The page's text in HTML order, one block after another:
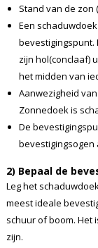
Stand van de zon
Een
bevestigingspunt.
zijn hol(conclaaf)
het midden van
Aanwezigheid
Zonnedoek is
De
bevestigingsogen
2) Bepaal de
Leg het
meest ideale
schuur of boom. Het
zijn.